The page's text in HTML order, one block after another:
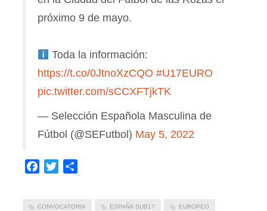
próximo 9 de mayo.
Toda la información:
https://t.co/0JtnoXzCQO #U17EURO
pic.twitter.com/sCCXFTjkTK
— Selección Española Masculina de
Fútbol (@SEFutbol) May 5, 2022
Facebook
Twitter
CONVOCATORIA ESPAÑA SUB17 EUROPEO